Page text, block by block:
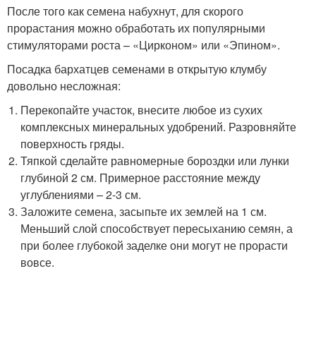
После того как семена набухнут, для скорого
прорастания можно обработать их популярными
стимуляторами роста – «Цирконом» или «Эпином».
Посадка бархатцев семенами в открытую клумбу
довольно несложная:
Перекопайте участок, внесите любое из сухих
комплексных минеральных удобрений. Разровняйте
поверхность гряды.
Тяпкой сделайте равномерные бороздки или лунки
глубиной 2 см. Примерное расстояние между
углублениями – 2-3 см.
Заложите семена, засыпьте их землей на 1 см.
Меньший слой способствует пересыханию семян, а
при более глубокой заделке они могут не прорасти
вовсе.